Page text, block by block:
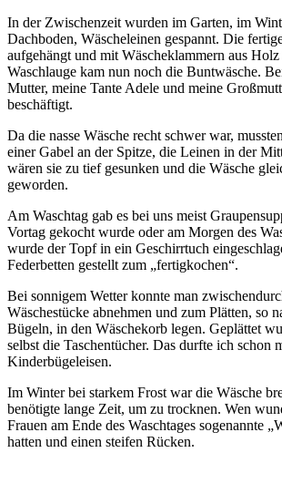
In der Zwischenzeit wurden im Garten, im
Dachboden, Wäscheleinen gespannt. Die
aufgehängt und mit Wäscheklammern aus
Waschlauge kam nun noch die Buntwäsche.
Mutter, meine Tante Adele und meine
beschäftigt.
Da die nasse Wäsche recht schwer war,
einer Gabel an der Spitze, die Leinen in der
wären sie zu tief gesunken und die Wäsche
geworden.
Am Waschtag gab es bei uns meist
Vortag gekocht wurde oder am Morgen des
wurde der Topf in ein Geschirrtuch
Federbetten gestellt zum
fertigkochen .
Bei sonnigem Wetter konnte man
Wäschestücke abnehmen und zum Plätten, so
Bügeln, in den Wäschekorb legen. Geplättet
selbst die Taschentücher. Das durfte ich schon
Kinderbügeleisen.
Im Winter bei starkem Frost war die Wäsche
benötigte lange Zeit, um zu trocknen. Wen
Frauen am Ende des Waschtages sogenannte
hatten und einen steifen Rücken.